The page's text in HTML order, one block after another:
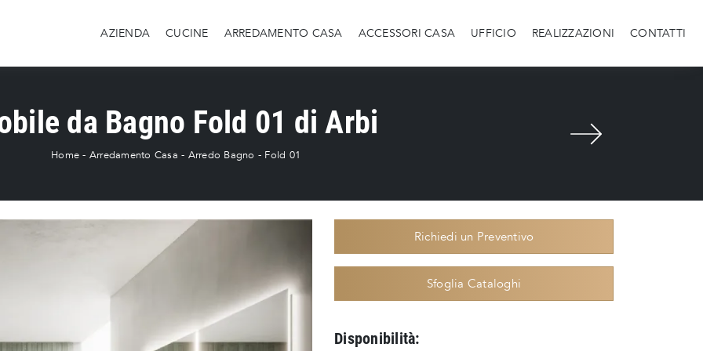
AZIENDA CUCINE ARREDAMENTO CASA ACCESSORI CASA UFFICIO REALIZZAZIONI CONTATTI
da Bagno Fold 01 di Arbi
Home - Arredamento Casa - Arredo Bagno - Fold 01
Richiedi un Preventivo
Sfoglia Cataloghi
Disponibilità: